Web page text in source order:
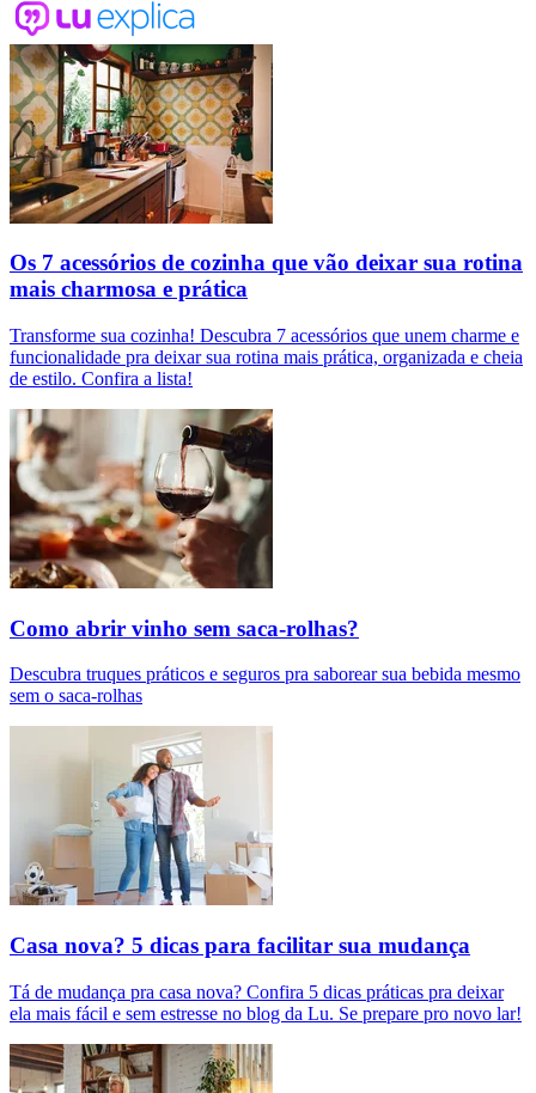
Os 7 acessórios de cozinha que vão deixar sua rotina
mais charmosa e prática
Transforme sua cozinha! Descubra 7 acessórios que unem charme e
funcionalidade pra deixar sua rotina mais prática, organizada e cheia
de estilo. Confira a lista!
Como abrir vinho sem saca-rolhas?
Descubra truques práticos e seguros pra saborear sua bebida mesmo
sem o saca-rolhas
Casa nova? 5 dicas para facilitar sua mudança
Tá de mudança pra casa nova? Confira 5 dicas práticas pra deixar
ela mais fácil e sem estresse no blog da Lu. Se prepare pro novo lar!